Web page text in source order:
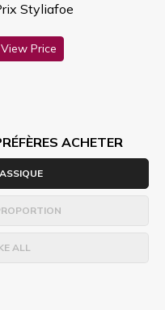
Styliafoe
View Price
ACHETER
ALL